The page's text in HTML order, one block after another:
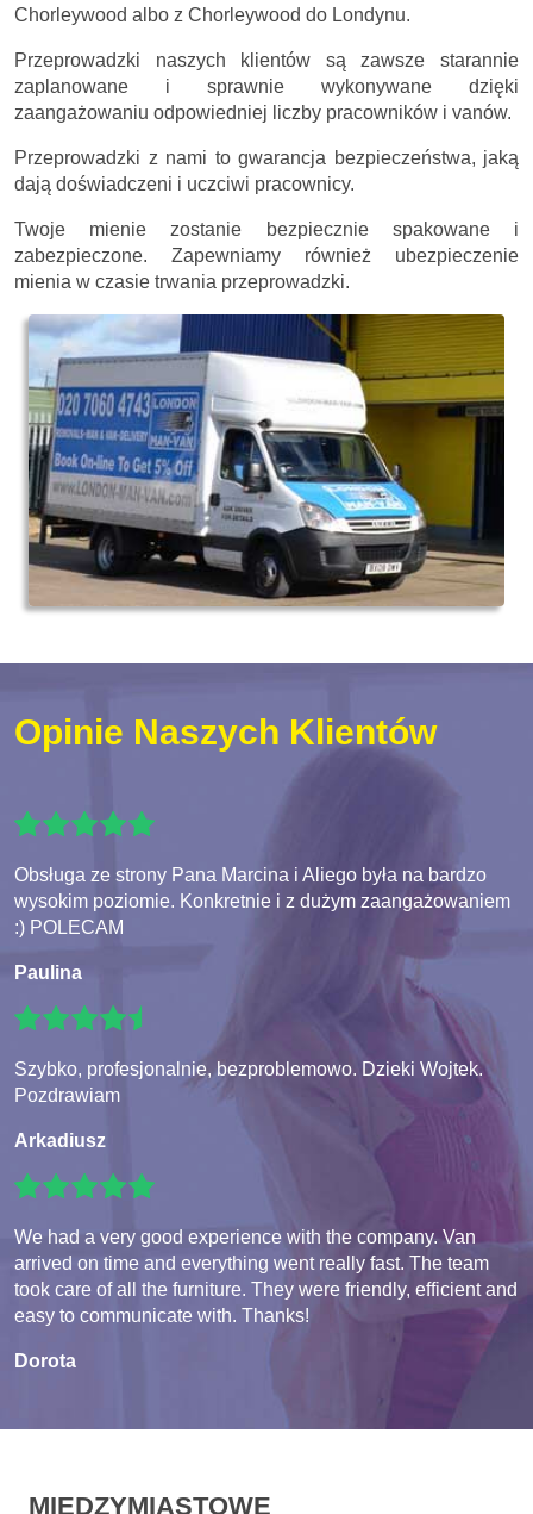
Chorleywood albo z Chorleywood do Londynu.
Przeprowadzki naszych klientów są zawsze starannie
zaplanowane i sprawnie wykonywane dzięki
zaangażowaniu odpowiedniej liczby pracowników i vanów.
Przeprowadzki z nami to gwarancja bezpieczeństwa, jaką
dają doświadczeni i uczciwi pracownicy.
Twoje mienie zostanie bezpiecznie spakowane i
zabezpieczone. Zapewniamy również ubezpieczenie
mienia w czasie trwania przeprowadzki.
Opinie Naszych Klientów
Obsługa ze strony Pana Marcina i Aliego była na bardzo
wysokim poziomie. Konkretnie i z dużym zaangażowaniem
:) POLECAM
Paulina
Szybko, profesjonalnie, bezproblemowo. Dzieki Wojtek.
Pozdrawiam
Arkadiusz
We had a very good experience with the company. Van
arrived on time and everything went really fast. The team
took care of all the furniture. They were friendly, efficient and
easy to communicate with. Thanks!
Dorota
MIĘDZYMIASTOWE